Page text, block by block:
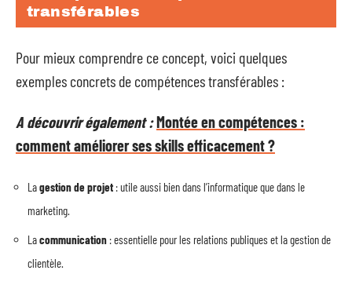
transférables
Pour mieux comprendre ce concept, voici quelques
exemples concrets de compétences transférables :
A découvrir également :Montée en compétences :
comment améliorer ses skills efficacement ?
Lagestion de projet : utile aussi bien dans l’informatique que dans le
marketing.
Lacommunication : essentielle pour les relations publiques et la gestion de
clientèle.